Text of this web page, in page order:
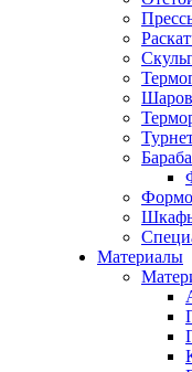
Материалы